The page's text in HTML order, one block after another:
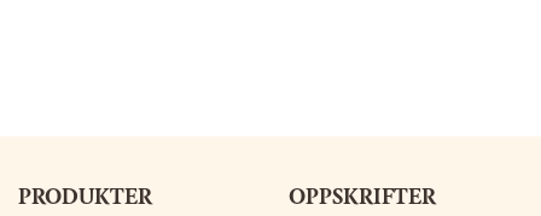
PRODUKTER OPPSKRIFTER